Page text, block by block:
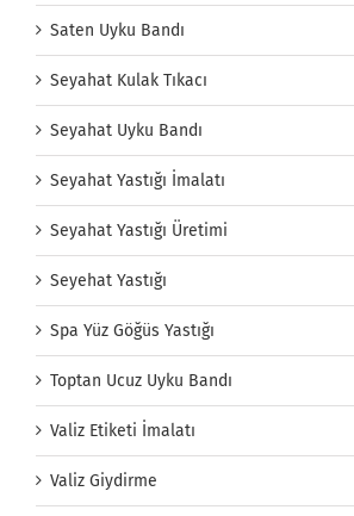
Saten Uyku Bandı
Seyahat Kulak Tıkacı
Seyahat Uyku Bandı
Seyahat Yastığı İmalatı
Seyahat Yastığı Üretimi
Seyehat Yastığı
Spa Yüz Göğüs Yastığı
Toptan Ucuz Uyku Bandı
Valiz Etiketi İmalatı
Valiz Giydirme